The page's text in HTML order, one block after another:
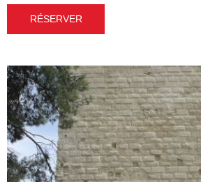
RÉSERVER